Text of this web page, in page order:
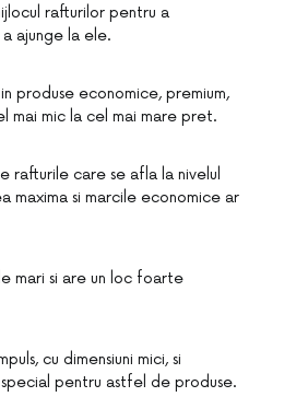
rafturilor pentru a
ajunge la ele.
economice, premium,
mai mic la cel mai mare pret.
rafturile care se afla la nivelul
maxima si marcile economice ar
mari si are un loc foarte
cu dimensiuni mici, si
pentru astfel de produse.